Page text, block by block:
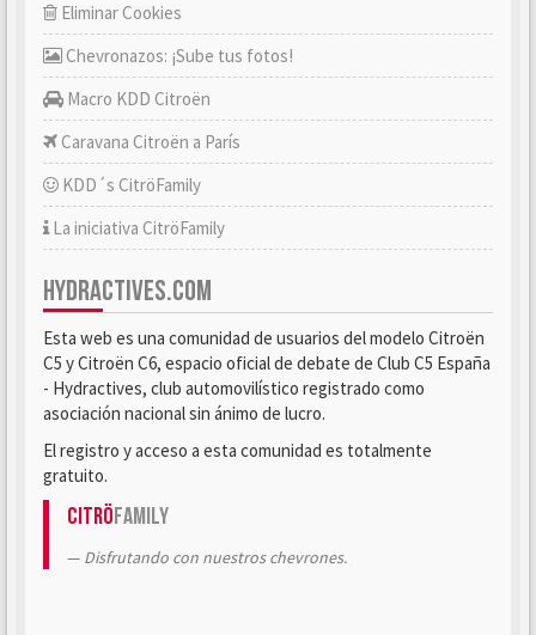
Eliminar Cookies
Chevronazos: ¡Sube tus fotos!
Macro KDD Citroën
Caravana Citroën a París
KDD´s CitröFamily
La iniciativa CitröFamily
HYDRACTIVES.COM
Esta web es una comunidad de usuarios del modelo Citroën
C5 y Citroën C6, espacio oficial de debate de Club C5 España
- Hydractives, club automovilístico registrado como
asociación nacional sin ánimo de lucro.
El registro y acceso a esta comunidad es totalmente
gratuito.
CitröFamily
Disfrutando con nuestros chevrones.